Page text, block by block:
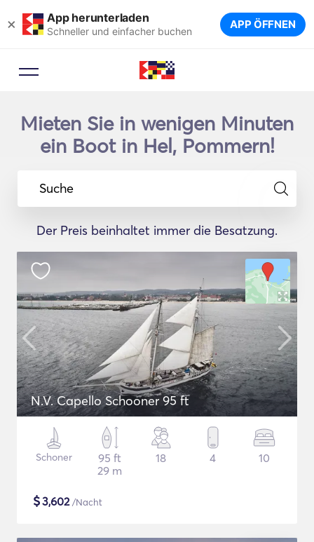
× App herunterladen
Schneller und einfacher buchen APP ÖFFNEN
Mieten Sie in wenigen Minuten
ein Boot in Hel, Pommern!
Suche
Der Preis beinhaltet immer die Besatzung.
N.V. Capello Schooner 95 ft
Schoner
95 ft
29 m
18 4 10
$3,602/Nacht